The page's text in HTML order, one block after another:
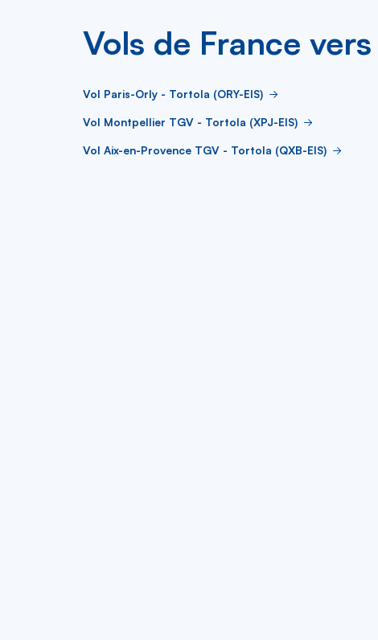
Vols de France
Vol Paris-Orly - Tortola (ORY-EIS)
Vol Montpellier TGV - Tortola (XPJ-EIS)
Vol Aix-en-Provence TGV - Tortola (QXB-EIS)